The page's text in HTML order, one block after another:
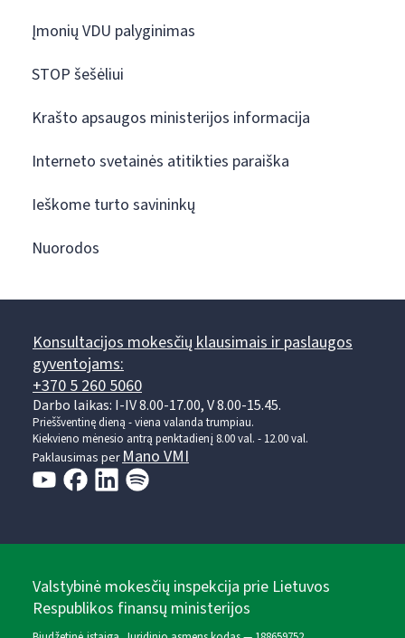
Įmonių VDU palyginimas
STOP šešėliui
Krašto apsaugos ministerijos informacija
Interneto svetainės atitikties paraiška
Ieškome turto savininkų
Nuorodos
Konsultacijos mokesčių klausimais ir paslaugos
gyventojams:
+370 5 260 5060
Darbo laikas: I-IV 8.00-17.00, V 8.00-15.45.
Prieššventinę dieną - viena valanda trumpiau.
Kiekvieno mėnesio antrą penktadienį 8.00 val. - 12.00 val.
Paklausimas perMano VMI
Valstybinė mokesčių inspekcija prie Lietuvos
Respublikos finansų ministerijos